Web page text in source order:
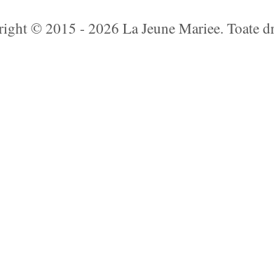
© 2015 - 2026 La Jeune Mariee. Toate